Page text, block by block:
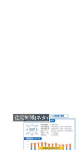
住宅知識(ネタ)